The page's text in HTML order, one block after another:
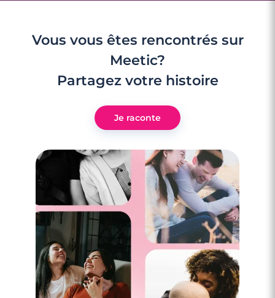
Rencontre à Champs-sur-Marne
Vous vous êtes rencontrés sur
Meetic?
Partagez votre histoire
Je raconte